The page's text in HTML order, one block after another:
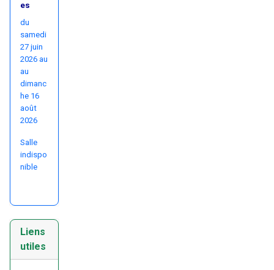
es
du
samedi
27 juin
2026 au
au
dimanc
he 16
août
2026
Salle
indispo
nible
Liens
utiles